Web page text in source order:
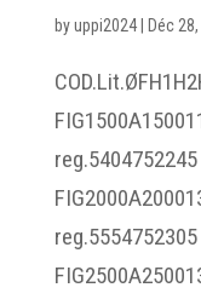
byuppi2024| Déc
reg.5404752245
reg.5554752305